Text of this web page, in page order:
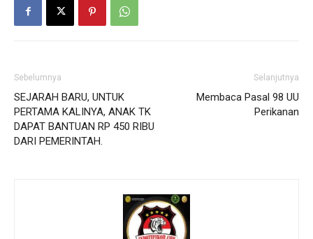
Sebelumnya
SEJARAH BARU, UNTUK
PERTAMA KALINYA, ANAK TK
DAPAT BANTUAN RP 450 RIBU
DARI PEMERINTAH.
Selanjutnya
Membaca Pasal 98 UU
Perikanan